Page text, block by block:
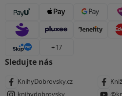
+ 17
Sledujte nás
KnihyDobrovsky.cz
knihydobrovsky